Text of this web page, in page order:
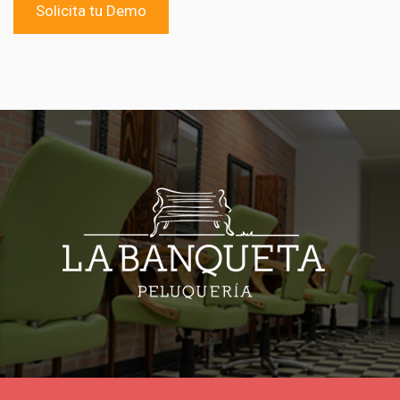
Solicita tu Demo